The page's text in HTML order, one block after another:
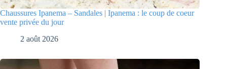
Chaussures Ipanema – Sandales | Ipanema : le coup de coeur
vente privée du jour
2 août 2026